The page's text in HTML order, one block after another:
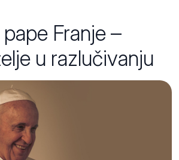
Franje –
u razlučivanju